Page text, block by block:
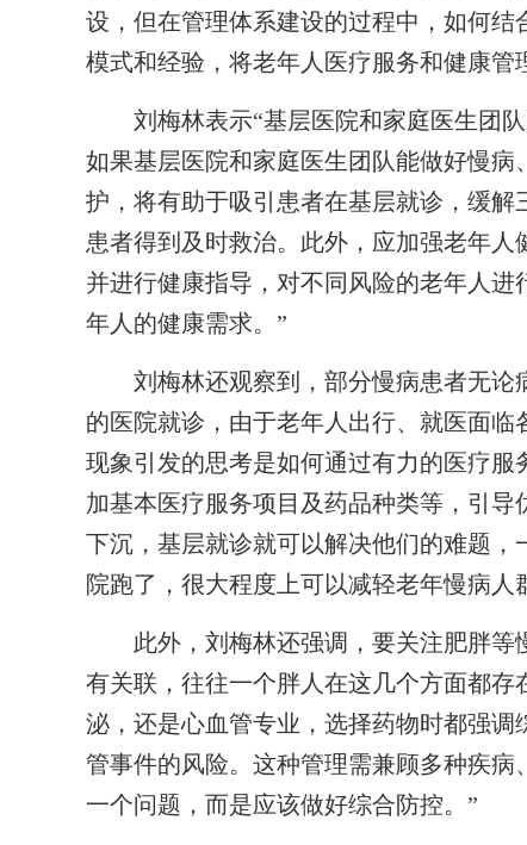
设，但在管理体系建设的过程中，如何
模式和经验，将老年人医疗服务和健康管
刘梅林表示“基层医院和家庭医生团队
如果基层医院和家庭医生团队能做好慢
护，将有助于吸引患者在基层就诊，缓
患者得到及时救治。此外，应加强老年
并进行健康指导，对不同风险的老年人
年人的健康需求。”
刘梅林还观察到，部分慢病患者无论
的医院就诊，由于老年人出行、就医面
现象引发的思考是如何通过有力的医疗
加基本医疗服务项目及药品种类等，引
下沉，基层就诊就可以解决他们的难题
院跑了，很大程度上可以减轻老年慢病人
此外，刘梅林还强调，要关注肥胖等
有关联，往往一个胖人在这几个方面都存
泌，还是心血管专业，选择药物时都强
管事件的风险。这种管理需兼顾多种疾
一个问题，而是应该做好综合防控。”